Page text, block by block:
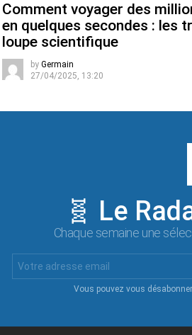
Comment voyager des
en quelques secondes : les
loupe scientifique
by Germain
27/04/2025, 13:20
🧬 Le
Chaque semaine une
Email
:
Vous pouvez vous